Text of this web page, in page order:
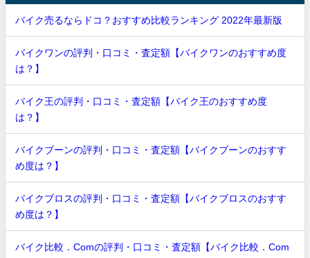
バイク売るならドコ？おすすめ比較ランキング 2022年最新版
バイクワンの評判・口コミ・査定額【バイクワンのおすすめ度
は？】
バイク王の評判・口コミ・査定額【バイク王のおすすめ度
は？】
バイクブーンの評判・口コミ・査定額【バイクブーンのおすす
め度は？】
バイクブロスの評判・口コミ・査定額【バイクブロスのおすす
め度は？】
バイク比較．Comの評判・口コミ・査定額【バイク比較．Com